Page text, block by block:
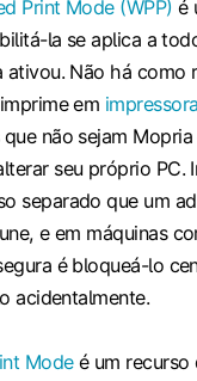
Print Mode (WPP) é
la se aplica a
ativou. Não há
em
não sejam
seu próprio PC.
separado que um
e em máquinas
é bloqueá-lo
acidentalmente.
Modeé um recurso